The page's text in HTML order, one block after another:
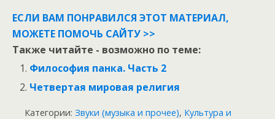
ЕСЛИ ВАМ ПОНРАВИЛСЯ ЭТОТ МАТЕРИАЛ,
МОЖЕТЕ ПОМОЧЬ САЙТУ >>
Также читайте - возможно по теме:
Философия панка. Часть 2
Четвертая мировая религия
Категории: Звуки (музыка и прочее), Культура и